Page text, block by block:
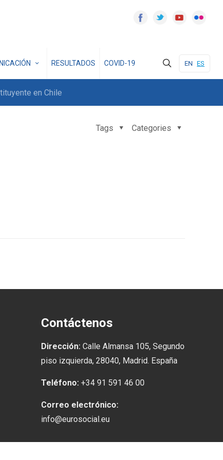
RESULTADOS COVID-19 EN ES
en Chile
Categories
Tags
Contáctenos
Dirección: Calle Almansa 105, Segundo
piso izquierda, 28040, Madrid. España
Teléfono: +34 91 591 46 00
Correo electrónico:
info@eurosocial.eu